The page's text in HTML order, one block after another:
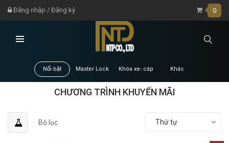
Đăng nhập / Đăng ký 0
Nổi bật Master Lock Khóa xe- cáp Khác
CHƯƠNG TRÌNH KHUYẾN MÃI
Bộ lọc Thứ tự